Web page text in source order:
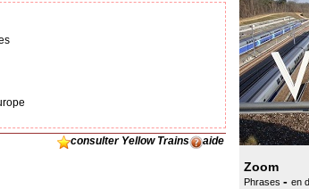
aide
consulter Yellow Trains
Zoom
Phrases - en